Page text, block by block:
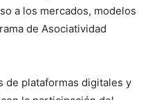
a los mercados, modelos
de Asociatividad
de plataformas digitales y